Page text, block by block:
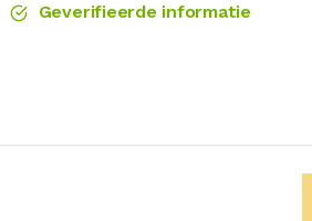
Geverifieerde informatie